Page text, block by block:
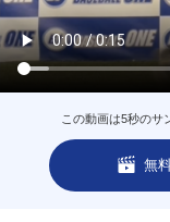
この動画は5秒のサ
無